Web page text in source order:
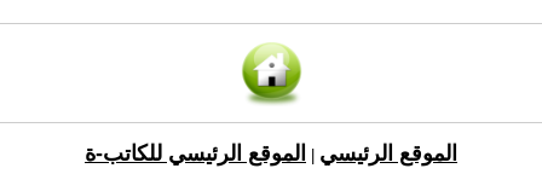
الموقع الرئيسي الموقع الرئيسي للكاتب-ة